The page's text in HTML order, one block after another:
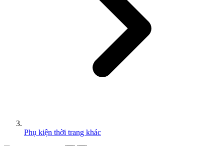
Phụ kiện thời trang khác